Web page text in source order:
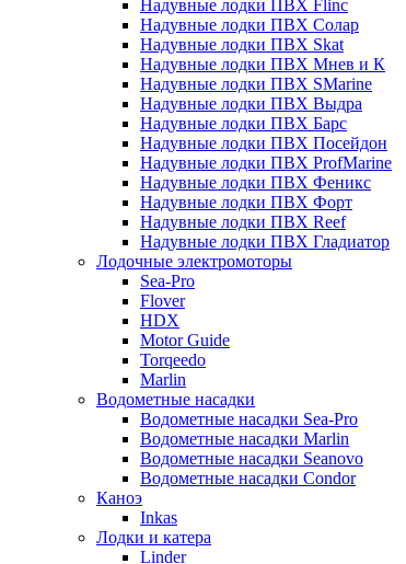
Надувные лодки ПВХ Flinc
Надувные лодки ПВХ Солар
Надувные лодки ПВХ Skat
Надувные лодки ПВХ Мнев и К
Надувные лодки ПВХ SMarine
Надувные лодки ПВХ Выдра
Надувные лодки ПВХ Барс
Надувные лодки ПВХ Посейдон
Надувные лодки ПВХ ProfMarine
Надувные лодки ПВХ Феникс
Надувные лодки ПВХ Форт
Надувные лодки ПВХ Reef
Надувные лодки ПВХ Гладиатор
Лодочные электромоторы
Sea-Pro
Flover
HDX
Motor Guide
Torqeedo
Marlin
Водометные насадки
Водометные насадки Sea-Pro
Водометные насадки Marlin
Водометные насадки Seanovo
Водометные насадки Condor
Каноэ
Inkas
Лодки и катера
Linder